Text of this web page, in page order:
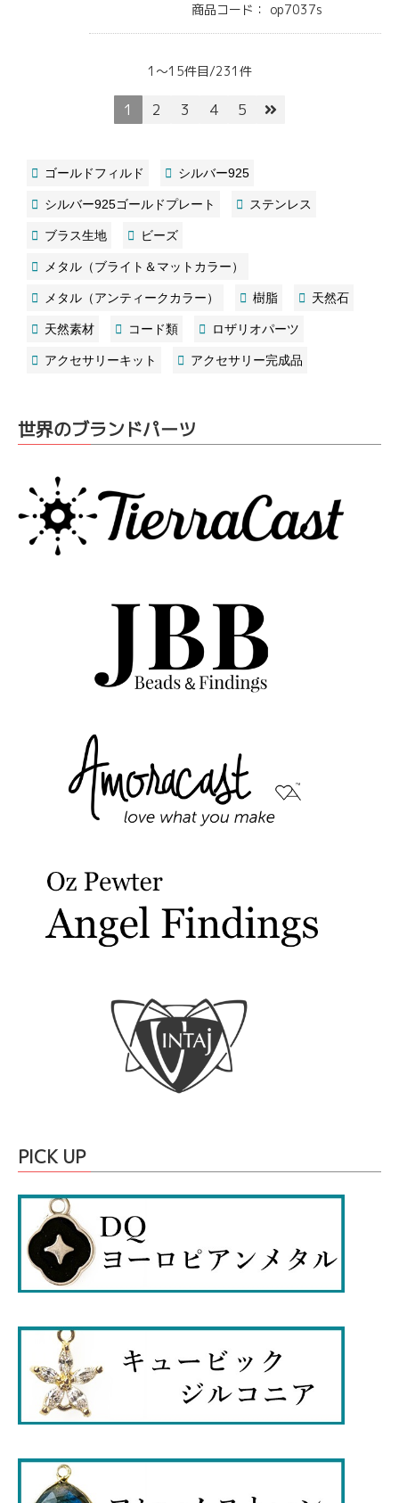
商品コード： op7037s
1～15件目/231件
1 2 3 4 5
ゴールドフィルド シルバー925
シルバー925ゴールドプレート ステンレス
ブラス生地 ビーズ
メタル（ブライト＆マットカラー）
メタル（アンティークカラー） 樹脂 天然石
天然素材 コード類 ロザリオパーツ
アクセサリーキット アクセサリー完成品
世界のブランドパーツ
PICK UP